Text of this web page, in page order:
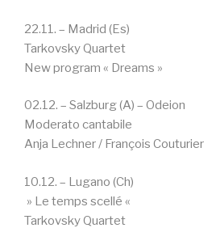
22.11. – Madrid (Es)
Tarkovsky Quartet
New program « Dreams »
02.12. – Salzburg (A) – Odeion
Moderato cantabile
Anja Lechner / François Couturier
10.12. – Lugano (Ch)
» Le temps scellé «
Tarkovsky Quartet